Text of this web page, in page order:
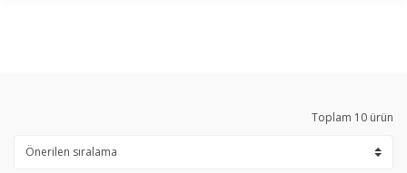
Toplam 10 ürün